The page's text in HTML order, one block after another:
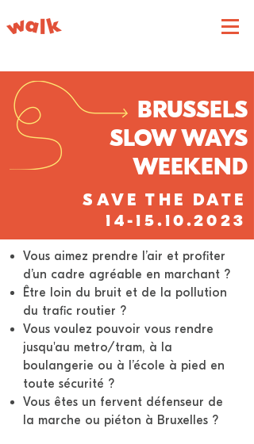
BRUSSELS
SLOW WAYS
WEEKEND
SAVE THE DATE
14-15.10.2023
Vous aimez prendre l’air et profiter
d’un cadre agréable en marchant ?
Être loin du bruit et de la pollution
du trafic routier ?
Vous voulez pouvoir vous rendre
jusqu'au metro/tram, à la
boulangerie ou à l’école à pied en
toute sécurité ?
Vous êtes un fervent défenseur de
la marche ou piéton à Bruxelles ?